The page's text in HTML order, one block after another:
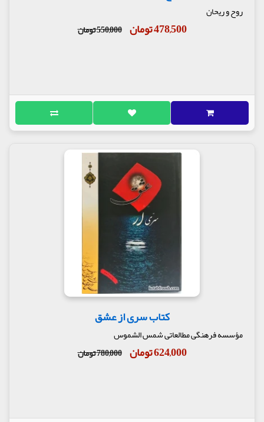
روح و ریحان
478,500 تومان 550,000 تومان
کتاب سری از عشق
مؤسسه فرهنگی مطالعاتی شمس الشموس
624,000 تومان 780,000 تومان